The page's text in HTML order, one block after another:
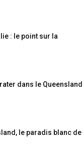
: le point sur la
dans le Queensland
le paradis blanc de